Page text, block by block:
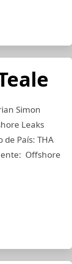
Simon
Leaks
País: THA
Offshore